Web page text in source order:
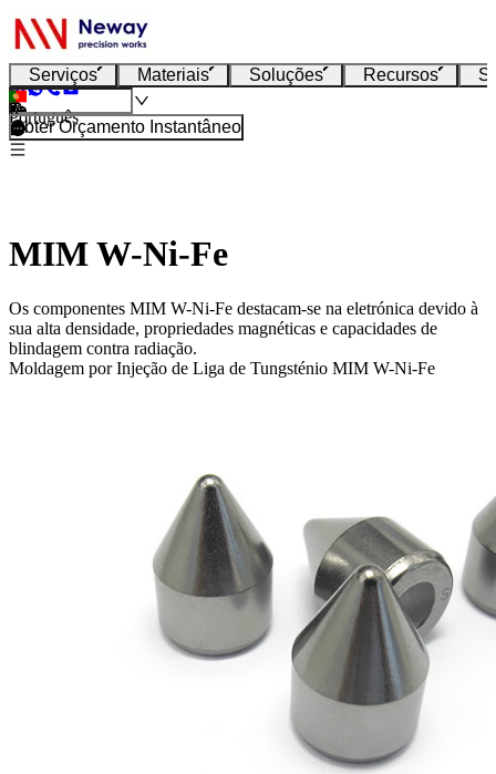
Serviços Materiais Soluções Recursos
Português
Obter Orçamento Instantâneo
MIM W-Ni-Fe
Os componentes MIM W-Ni-Fe destacam-se na eletrónica devido à
sua alta densidade, propriedades magnéticas e capacidades de
blindagem contra radiação.
Moldagem por Injeção de Liga de Tungsténio MIM W-Ni-Fe